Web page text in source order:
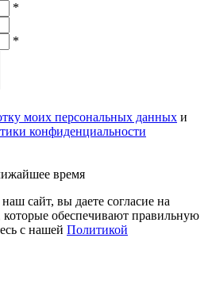
*
*
моих персональных данных и
конфиденциальности
время
сайт, вы даете согласие на
которые обеспечивают правильную
с нашей Политикой